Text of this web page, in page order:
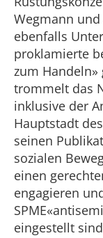
Wegmann
ebenfalls
proklamierte
zum Handeln»
trommelt das
inklusive der
Hauptstadt
seinen
sozialen
einen
engagieren
eingestellt